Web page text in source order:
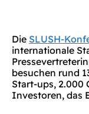
Die SLUSH-
internationale
besuchen rund
Start-ups, 2.000
Investoren, das